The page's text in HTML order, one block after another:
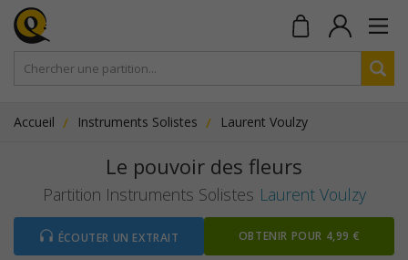
Accueil Instruments Solistes Laurent Voulzy
Le pouvoir des fleurs
Partition Instruments Solistes Laurent Voulzy
ÉCOUTER UN EXTRAIT OBTENIR POUR 4,99 €